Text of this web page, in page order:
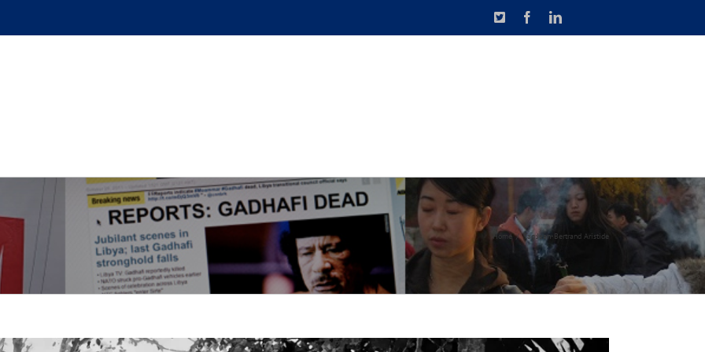
X FacebookLinkedIn
Home Tag:Jean-Bertrand Aristide